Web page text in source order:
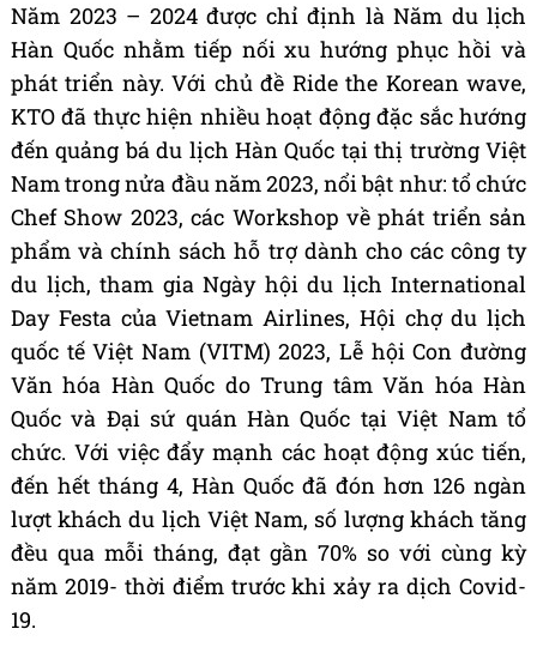
Năm 2023 – 2024 được chỉ định là Năm du lịch
Hàn Quốc nhằm tiếp nối xu hướng phục hồi và
phát triển này. Với chủ đề Ride the Korean wave,
KTO đã thực hiện nhiều hoạt động đặc sắc hướng
đến quảng bá du lịch Hàn Quốc tại thị trường Việt
Nam trong nửa đầu năm 2023, nổi bật như: tổ chức
Chef Show 2023, các Workshop về phát triển sản
phẩm và chính sách hỗ trợ dành cho các công ty
du lịch, tham gia Ngày hội du lịch International
Day Festa của Vietnam Airlines, Hội chợ du lịch
quốc tế Việt Nam (VITM) 2023, Lễ hội Con đường
Văn hóa Hàn Quốc do Trung tâm Văn hóa Hàn
Quốc và Đại sứ quán Hàn Quốc tại Việt Nam tổ
chức. Với việc đẩy mạnh các hoạt động xúc tiến,
đến hết tháng 4, Hàn Quốc đã đón hơn 126 ngàn
lượt khách du lịch Việt Nam, số lượng khách tăng
đều qua mỗi tháng, đạt gần 70% so với cùng kỳ
năm 2019- thời điểm trước khi xảy ra dịch Covid-
19.